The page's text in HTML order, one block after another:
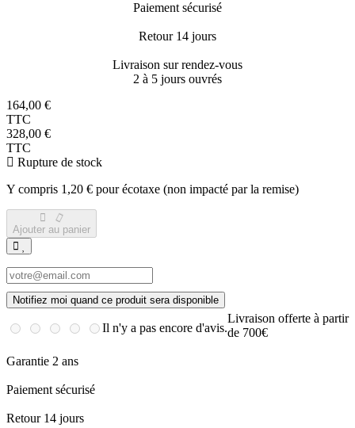
Paiement sécurisé
Retour 14 jours
Livraison sur rendez-vous
2 à 5 jours ouvrés
164,00 €
TTC
328,00 €
TTC
Rupture de stock
Y compris 1,20 € pour écotaxe (non impacté par la remise)
Ajouter au panier
Notifiez moi quand ce produit sera disponible
Il n'y a pas encore d'avis.
Livraison offerte à partir
de 700€
Garantie 2 ans
Paiement sécurisé
Retour 14 jours